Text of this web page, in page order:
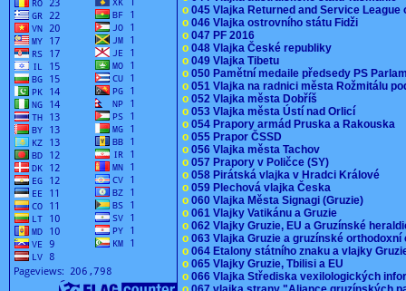
o 045 Vlajka Returned and Service
o 046 Vlajka ostrovního státu Fidži
o 047 PF 2016
o 048 Vlajka České republiky
o 049 Vlajka Tibetu
o 050 Pamětní medaile předsedy PS
o 051 Vlajka na radnici města Rožmitálu
o 052 Vlajka města Dobříš
o 053 Vlajka města Ústí nad Orlicí
o 054 Prapory armád Pruska a Rakouska
o 055 Prapor ČSSD
o 056 Vlajka města Tachov
o 057 Prapory v Poličce (SY)
o 058 Pirátská vlajka v Hradci Králové
o 059 Plechová vlajka Česka
o 060 Vlajka Města Signagi (Gruzie)
o 061 Vlajky Vatikánu a Gruzie
o 062 Vlajky Gruzie, EU a Gruzínské
o 063 Vlajka Gruzie a gruzínské
o 064 Etalony státního znaku a vlajky
o 065 Vlajky Gruzie, Tbilisi a EU
o 066 Vlajka Střediska vexilologických